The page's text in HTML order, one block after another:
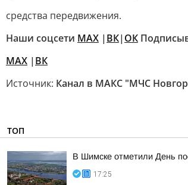
средства передвижения.
Наши соцсети MAX | ВК| ОК
MAX | ВК
Источник: Канал в МАКС "МЧС
ТОП
В Шимске отметили День
17:25